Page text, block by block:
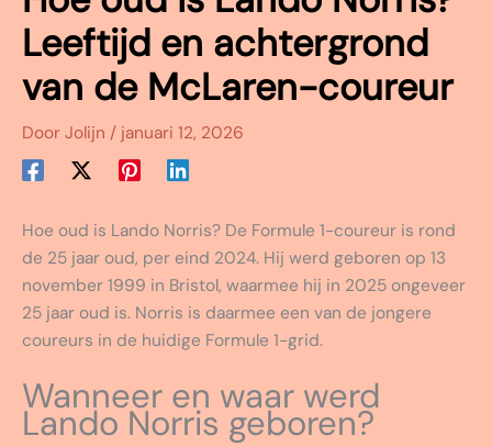
Leeftijd en achtergrond
van de McLaren-coureur
Door Jolijn / januari 12, 2026
Hoe oud is Lando Norris? De Formule 1-coureur is rond
de 25 jaar oud, per eind 2024. Hij werd geboren op 13
november 1999 in Bristol, waarmee hij in 2025 ongeveer
25 jaar oud is. Norris is daarmee een van de jongere
coureurs in de huidige Formule 1-grid.
Wanneer en waar werd
Lando Norris geboren?